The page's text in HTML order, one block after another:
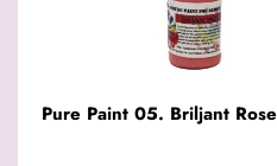
Pure Paint 05. Briljant Rose